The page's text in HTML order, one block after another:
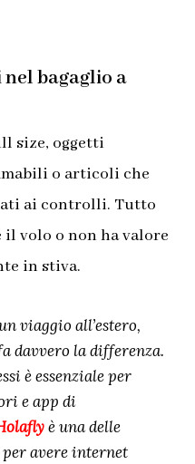
nel bagaglio a
size, oggetti
o articoli che
ai controlli. Tutto
volo o non ha valore
in stiva.
viaggio all’estero,
davvero la differenza.
è essenziale per
e app di
è una delle
avere internet